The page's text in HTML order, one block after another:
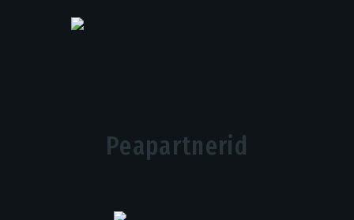
Peapartnerid